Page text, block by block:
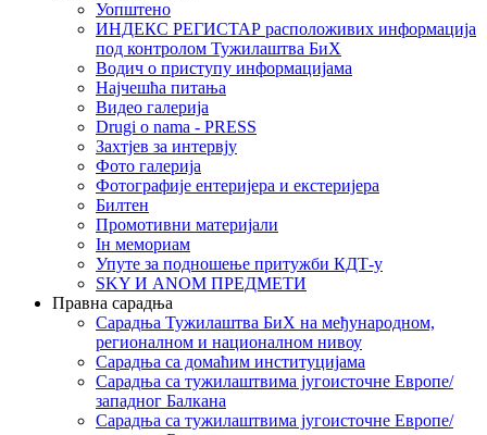
Уопштено
ИНДЕКС РЕГИСТАР расположивих информација
под контролом Тужилаштва БиХ
Водич о приступу информацијама
Најчешћа питања
Видео галерија
Drugi o nama - PRESS
Захтјев за интервју
Фото галерија
Фотографије ентеријера и екстеријера
Билтен
Промотивни материјали
Iн мемориам
Упуте за подношење притужби КДТ-у
SKY И ANOM ПРЕДМЕТИ
Правна сарадња
Сарадња Тужилаштва БиХ на међународном,
регионалном и националном нивоу
Сарадња са домаћим институцијама
Сарадња са тужилаштвима југоисточне Европе/
западног Балкана
Сарадња са тужилаштвима југоисточне Европе/